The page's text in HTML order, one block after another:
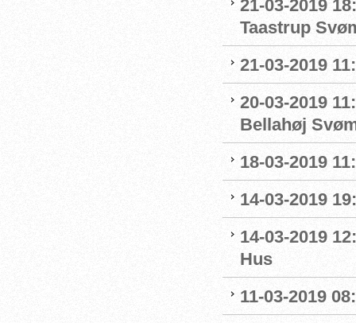
21-03-2019
Taastrup
21-03-2019
20-03-2019
Bellahøj
18-03-2019
14-03-2019
14-03-2019
Hus
11-03-2019